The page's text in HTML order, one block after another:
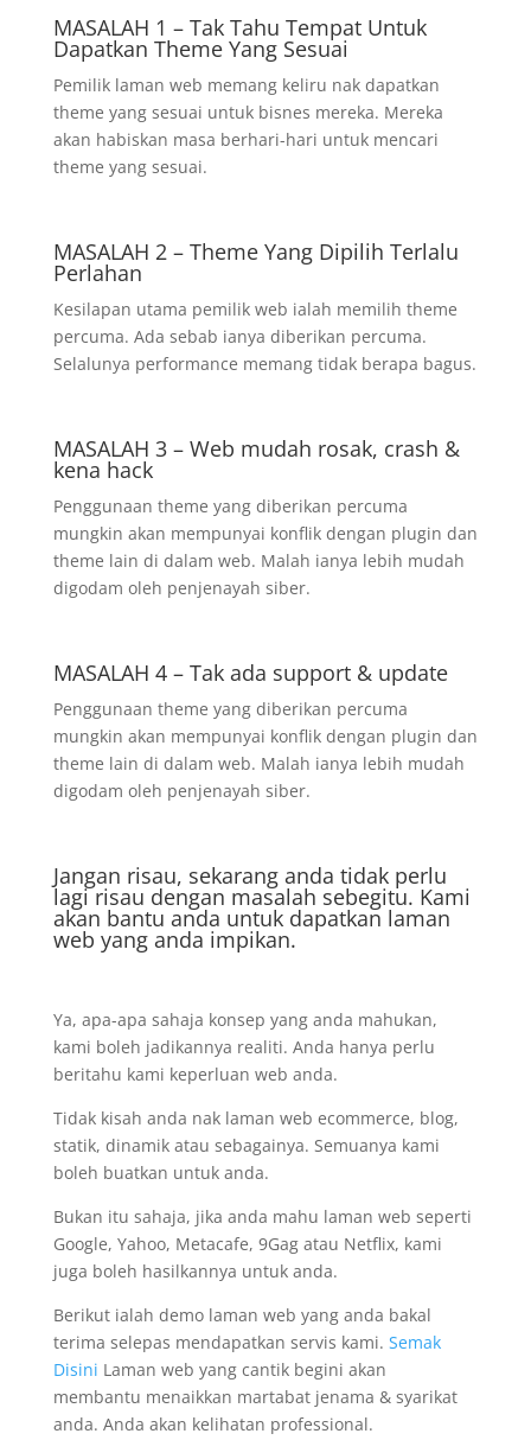
MASALAH 1 – Tak Tahu Tempat Untuk
Dapatkan Theme Yang Sesuai
Pemilik laman web memang keliru nak dapatkan
theme yang sesuai untuk bisnes mereka. Mereka
akan habiskan masa berhari-hari untuk mencari
theme yang sesuai.
MASALAH 2 – Theme Yang Dipilih Terlalu
Perlahan
Kesilapan utama pemilik web ialah memilih theme
percuma. Ada sebab ianya diberikan percuma.
Selalunya performance memang tidak berapa bagus.
MASALAH 3 – Web mudah rosak, crash &
kena hack
Penggunaan theme yang diberikan percuma
mungkin akan mempunyai konflik dengan plugin dan
theme lain di dalam web. Malah ianya lebih mudah
digodam oleh penjenayah siber.
MASALAH 4 – Tak ada support & update
Penggunaan theme yang diberikan percuma
mungkin akan mempunyai konflik dengan plugin dan
theme lain di dalam web. Malah ianya lebih mudah
digodam oleh penjenayah siber.
Jangan risau, sekarang anda tidak perlu
lagi risau dengan masalah sebegitu. Kami
akan bantu anda untuk dapatkan laman
web yang anda impikan.
Ya, apa-apa sahaja konsep yang anda mahukan,
kami boleh jadikannya realiti. Anda hanya perlu
beritahu kami keperluan web anda.
Tidak kisah anda nak laman web ecommerce, blog,
statik, dinamik atau sebagainya. Semuanya kami
boleh buatkan untuk anda.
Bukan itu sahaja, jika anda mahu laman web seperti
Google, Yahoo, Metacafe, 9Gag atau Netflix, kami
juga boleh hasilkannya untuk anda.
Berikut ialah demo laman web yang anda bakal
terima selepas mendapatkan servis kami. Semak
Disini Laman web yang cantik begini akan
membantu menaikkan martabat jenama & syarikat
anda. Anda akan kelihatan professional.